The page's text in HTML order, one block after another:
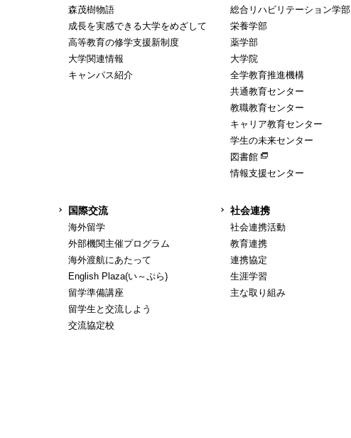
森茂樹物語
成長を実感できる大学をめざして
高等教育の修学支援新制度
大学関連情報
キャンパス紹介
総合リハビリテーション学部
栄養学部
薬学部
大学院
全学教育推進機構
共通教育センター
教職教育センター
キャリア教育センター
学生の未来センター
図書館
情報支援センター
国際交流
海外留学
外部機関主催プログラム
海外渡航にあたって
English Plaza(い～ぷら)
留学準備講座
留学生と交流しよう
交流協定校
社会連携
社会連携活動
教育連携
連携協定
生涯学習
主な取り組み